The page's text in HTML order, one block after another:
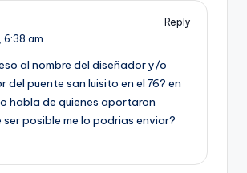
Reply
6:38 am
al nombre del diseñador y/o
del puente san luisito en el 76? en
habla de quienes aportaron
posible me lo podrias enviar?